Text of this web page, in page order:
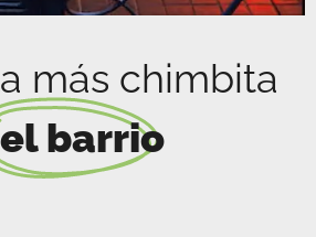
más chimbita
barrio